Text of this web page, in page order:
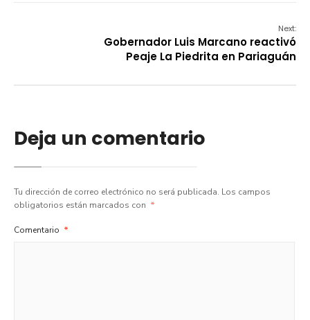
Next:
Gobernador Luis Marcano reactivó
Peaje La Piedrita en Pariaguán
Deja un comentario
Tu dirección de correo electrónico no será publicada. Los campos
obligatorios están marcados con *
Comentario *